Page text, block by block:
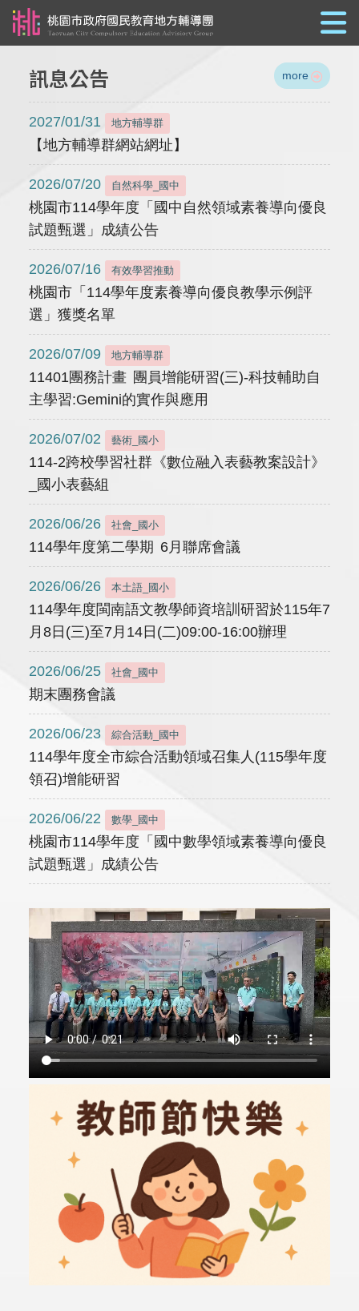
訊息公告 more
2027/01/31 地方輔導群
【地方輔導群網站網址】
2026/07/20 自然科學_國中
桃園市114學年度「國中自然領域素養導向優良
試題甄選」成績公告
2026/07/16 有效學習推動
桃園市「114學年度素養導向優良教學示例評
選」獲獎名單
2026/07/09 地方輔導群
11401團務計畫 團員增能研習(三)-科技輔助自
主學習:Gemini的實作與應用
2026/07/02 藝術_國小
114-2跨校學習社群《數位融入表藝教案設計》
_國小表藝組
2026/06/26 社會_國小
114學年度第二學期 6月聯席會議
2026/06/26 本土語_國小
114學年度閩南語文教學師資培訓研習於115年7
月8日(三)至7月14日(二)09:00-16:00辦理
2026/06/25 社會_國中
期末團務會議
2026/06/23 綜合活動_國中
114學年度全市綜合活動領域召集人(115學年度
領召)增能研習
2026/06/22 數學_國中
桃園市114學年度「國中數學領域素養導向優良
試題甄選」成績公告